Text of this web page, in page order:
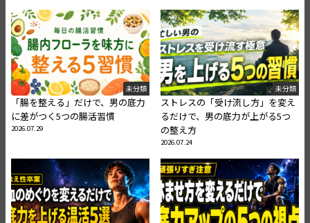
未分類
「腸を整える」だけで、男の底力
に差がつく5つの腸活習慣
2026.07.29
未分類
ストレスの「受け流し方」を変え
るだけで、男の底力が上がる5つ
の整え方
2026.07.24